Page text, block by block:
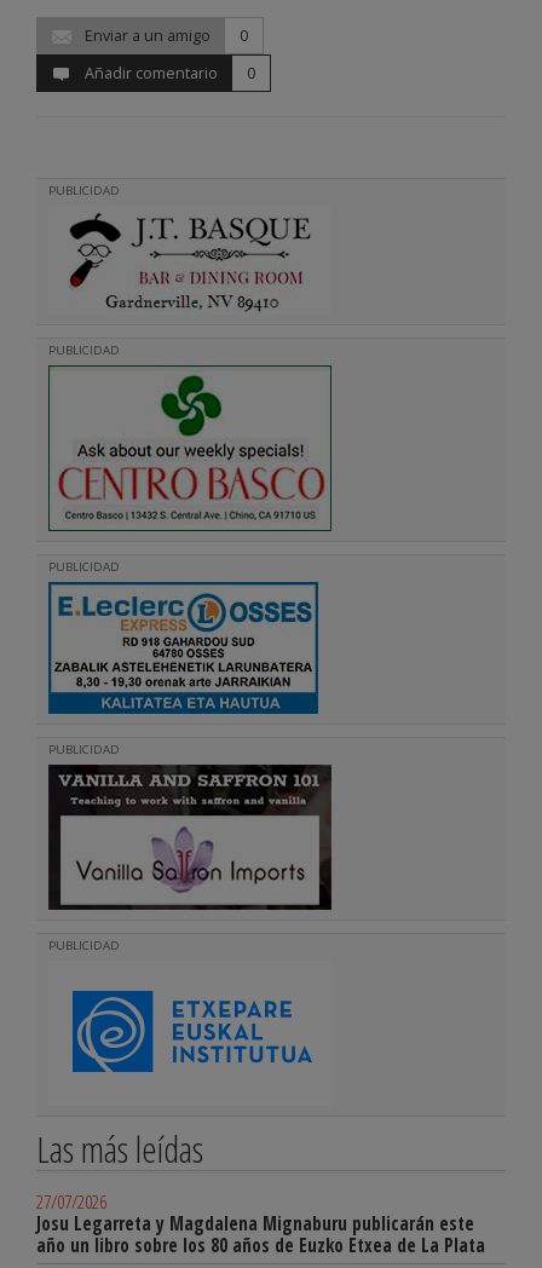
Enviar a un amigo
0
Añadir comentario
0
PUBLICIDAD
PUBLICIDAD
PUBLICIDAD
PUBLICIDAD
PUBLICIDAD
Las más leídas
27/07/2026
Josu Legarreta y Magdalena Mignaburu publicarán este
año un libro sobre los 80 años de Euzko Etxea de La Plata